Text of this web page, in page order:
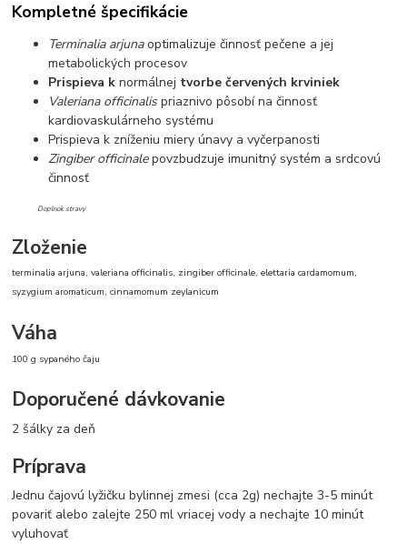
Kompletné špecifikácie
Terminalia arjunaoptimalizuje činnosť pečene a jej
metabolických procesov
Prispieva k normálnej tvorbe červených krviniek
Valeriana officinalis priaznivo pôsobí na činnosť
kardiovaskulárneho systému
Prispieva k zníženiu miery únavy a vyčerpanosti
Zingiber officinalepovzbudzuje imunitný systém a srdcovú
činnosť
Doplnok stravy
Zloženie
terminalia arjuna, valeriana officinalis, zingiber officinale, elettaria cardamomum,
syzygium aromaticum, cinnamomum zeylanicum
Váha
100 g sypaného čaju
Doporučené dávkovanie
2 šálky za deň
Príprava
Jednu čajovú lyžičku bylinnej zmesi (cca 2g) nechajte 3-5 minút
povariť alebo zalejte 250 ml vriacej vody a nechajte 10 minút
vyluhovať